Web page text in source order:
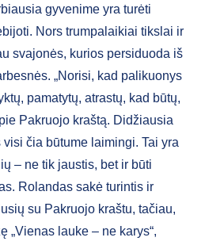
gyvenime yra turėti
Nors trumpalaikiai tikslai ir
svajonės, kurios persiduoda iš
„Norisi, kad palikuonys
pamatytų, atrastų, kad būtų,
Pakruojo kraštą. Didžiausia
čia būtume laimingi. Tai yra
– ne tik jaustis, bet ir būti
Rolandas sakė turintis ir
su Pakruojo kraštu, tačiau,
„Vienas lauke – ne karys“,